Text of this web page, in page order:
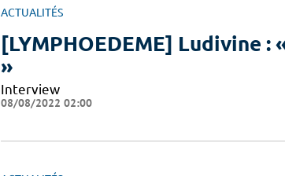
ACTUALITÉS
[LYMPHOEDEME] Ludivine :
»
Interview
08/08/2022 02:00